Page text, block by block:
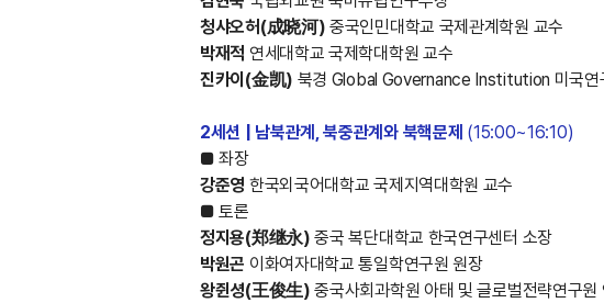
청샤오허(成晓河) 중국인민대학교 국제관계학원 교수
박재적 연세대학교 국제학대학원 교수
진카이(金凯) 북경 Global Governance Institution 미국연
2세션 | 남북관계, 북중관계와 북핵문제 (15:00~16:10)
■ 좌장
강준영 한국외국어대학교 국제지역대학원 교수
■ 토론
정지용(郑继永) 중국 복단대학교 한국연구센터 소장
박원곤 이화여자대학교 통일학연구원 원장
왕쥔셩(王俊生) 중국사회과학원 아태 및 글로벌전략연구원